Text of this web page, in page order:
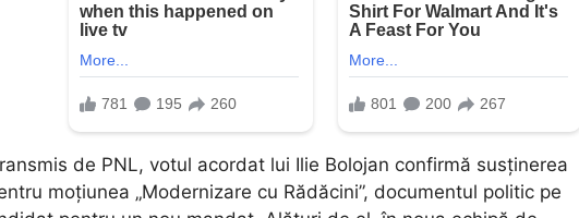
de PNL, votul acordat lui Ilie Bolojan confirmă susținerea
moțiunea „Modernizare cu Rădăcini”, documentul politic pe